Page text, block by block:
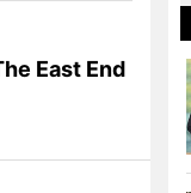
East End